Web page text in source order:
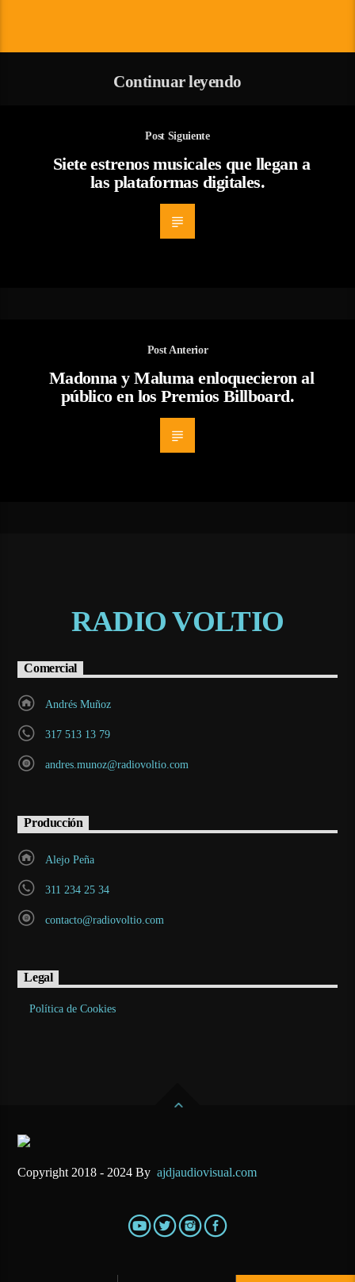
Continuar leyendo
Post Siguiente
Siete estrenos musicales que llegan a
las plataformas digitales.
Post Anterior
Madonna y Maluma enloquecieron al
público en los Premios Billboard.
RADIO VOLTIO
Comercial
Andrés Muñoz
317 513 13 79
andres.munoz@radiovoltio.com
Producción
Alejo Peña
311 234 25 34
contacto@radiovoltio.com
Legal
Política de Cookies
Copyright 2018 - 2024 Byajdjaudiovisual.com